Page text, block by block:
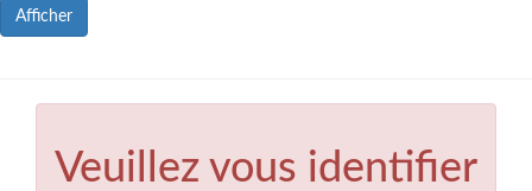
Afficher
Veuillez vous identifier